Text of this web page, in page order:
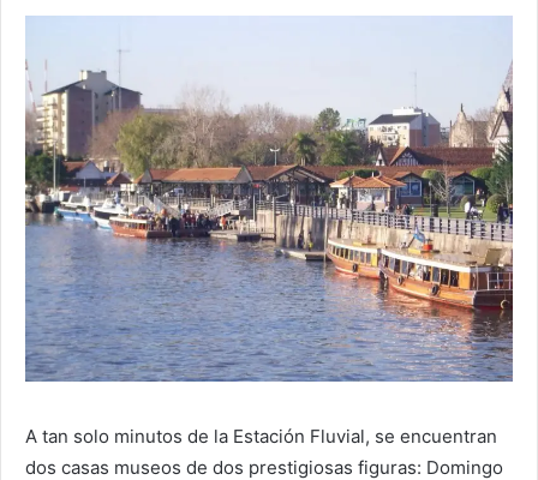
A tan solo minutos de la Estación Fluvial, se encuentran
dos casas museos de dos prestigiosas figuras: Domingo